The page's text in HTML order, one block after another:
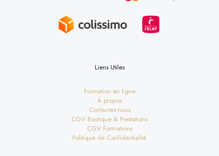
Liens Utiles
Formation en ligne
À propos
Contactez-nous
CGV Boutique & Prestations
CGV Formations
Politique de Confidentialité